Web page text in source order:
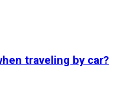
traveling by car?